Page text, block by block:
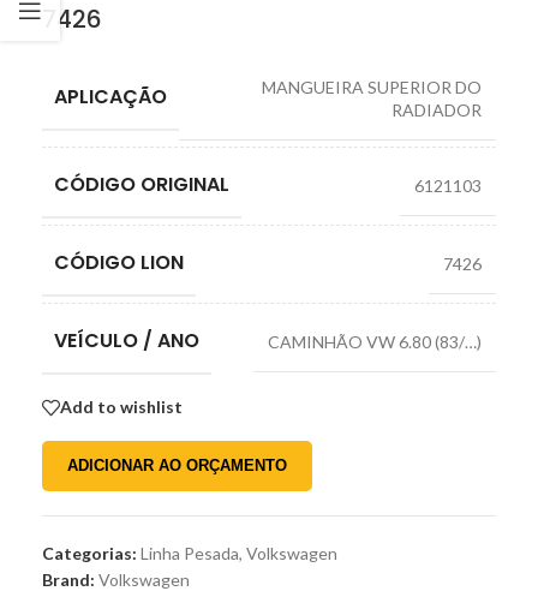
7426
APLICAÇÃO
MANGUEIRA SUPERIOR DO
RADIADOR
CÓDIGO ORIGINAL 6121103
CÓDIGO LION 7426
VEÍCULO / ANO CAMINHÃO VW 6.80 (83/…)
Add to wishlist
ADICIONAR AO ORÇAMENTO
Categorias: Linha Pesada, Volkswagen
Brand: Volkswagen